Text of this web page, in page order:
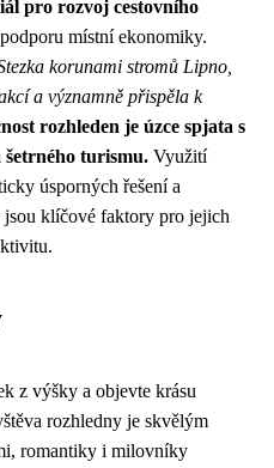
pro rozvoj cestovního
místní ekonomiky.
korunami stromů Lipno,
a významně přispěla k
rozhleden je úzce spjata s
turismu. Využití
úsporných řešení a
klíčové faktory pro jejich
z výšky a objevte krásu
rozhledny je skvělým
romantiky i milovníky